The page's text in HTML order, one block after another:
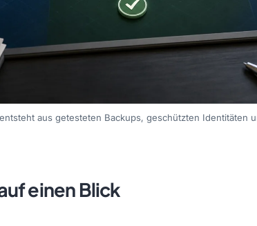
aus getesteten Backups, geschützten Identitäten
einen Blick